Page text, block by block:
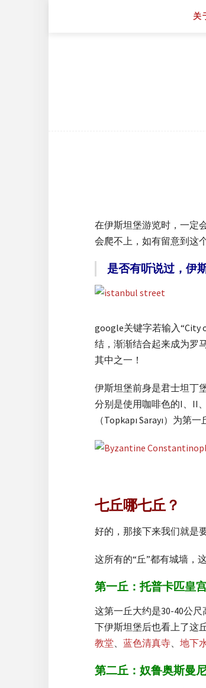
关
在伊斯坦堡游览时，一定
会爬不上，如有留意到这
是否有听说过，伊
google关键字若输入“City
结，渐渐结合起来成为罗
其中之一！
伊斯坦堡前身是君士坦丁
分别是使用咖啡色的I、II
（Topkapı Sarayı）为
七丘哪七丘？
好的，那接下来我们就是
这所有的“丘”都有城墙，
第一丘：托普卡匹皇
这第一丘大约是30-40公
下伊斯坦堡后也看上了这
教堂、 蓝色清真寺、 地下
第二丘：奴鲁奥斯曼